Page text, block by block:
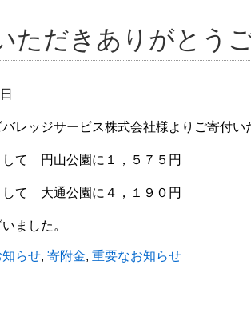
ただきありがとう
レッジサービス株式会社様よりご寄付い
して 円山公園に１，５７５円
して 大通公園に４，１９０円
ました。
知らせ, 寄附金, 重要なお知らせ